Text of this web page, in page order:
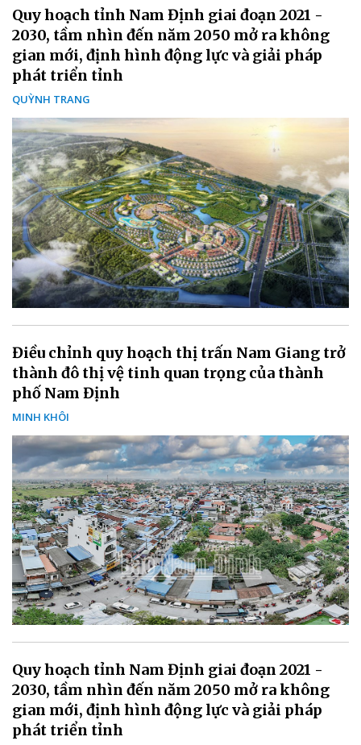
Quy hoạch tỉnh Nam Định giai đoạn 2021 -
2030, tầm nhìn đến năm 2050 mở ra không
gian mới, định hình động lực và giải pháp
phát triển tỉnh
QUỲNH TRANG
Điều chỉnh quy hoạch thị trấn Nam Giang trở
thành đô thị vệ tinh quan trọng của thành
phố Nam Định
MINH KHÔI
Quy hoạch tỉnh Nam Định giai đoạn 2021 -
2030, tầm nhìn đến năm 2050 mở ra không
gian mới, định hình động lực và giải pháp
phát triển tỉnh